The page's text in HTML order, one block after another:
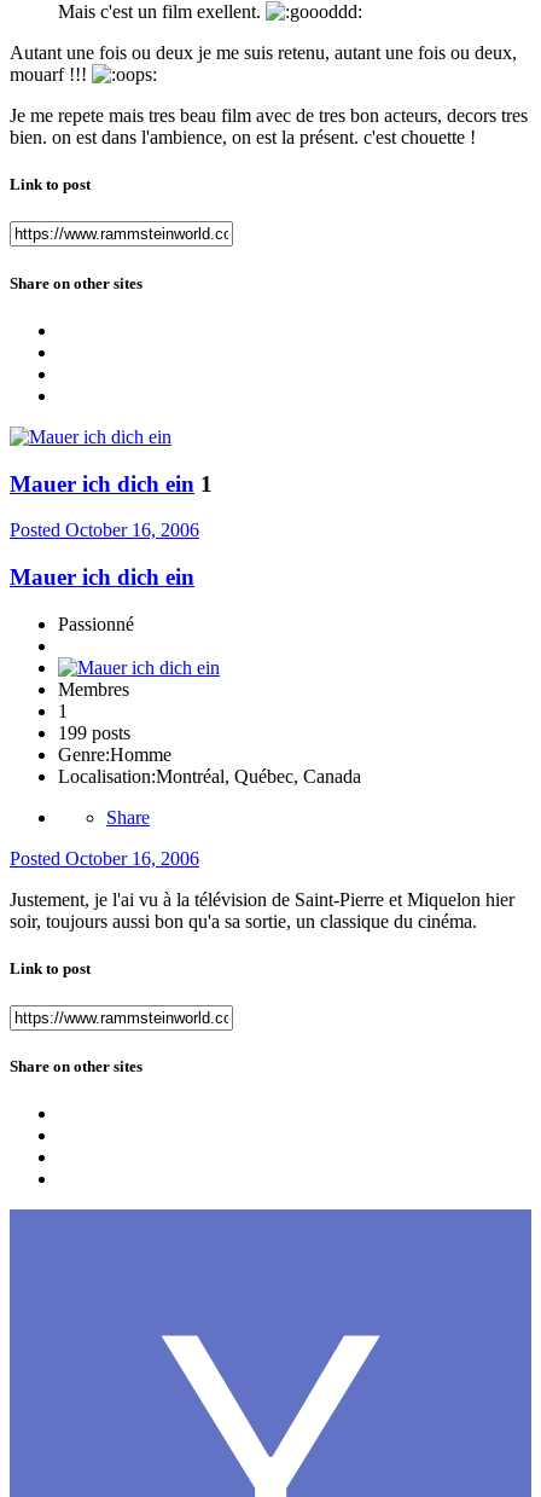
Mais c'est un film exellent.
Autant une fois ou deux je me suis retenu, autant une fois ou deux,
mouarf !!!
Je me repete mais tres beau film avec de tres bon acteurs, decors tres
bien. on est dans l'ambience, on est la présent. c'est chouette !
Link to post
Share on other sites
Mauer ich dich ein 1
Posted October 16, 2006
Mauer ich dich ein
Passionné
Membres
1
199 posts
Genre:Homme
Localisation:Montréal, Québec, Canada
Share
Posted October 16, 2006
Justement, je l'ai vu à la télévision de Saint-Pierre et Miquelon hier
soir, toujours aussi bon qu'a sa sortie, un classique du cinéma.
Link to post
Share on other sites